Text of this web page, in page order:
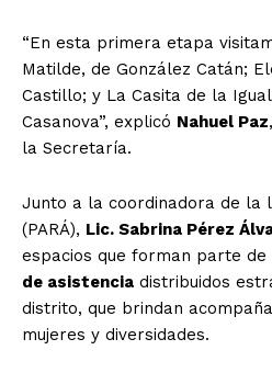
“En esta primera etapa
Matilde, de González Catán;
Castillo; y La Casita de la
Casanova”, explicó Nahuel Paz
la Secretaría.
Junto a la coordinadora de la
(PARÁ), Lic. Sabrina Pérez
espacios que forman parte de
de asistencia distribuidos
distrito, que brindan
mujeres y diversidades.